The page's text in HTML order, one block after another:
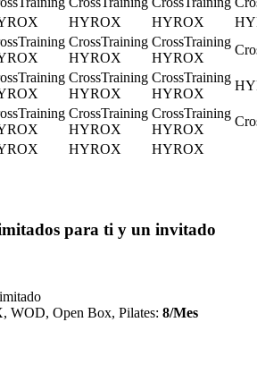
HYROX HYROX
CrossTraining
HYROX
CrossTraining
HYROX
CrossTraining
HYROX
CrossTraining
HYROX
CrossTraining
HYROX
CrossTraining
HYROX
HYROX HYROX
para ti y un invitado
WOD, Open Box, Pilates: 8/Mes